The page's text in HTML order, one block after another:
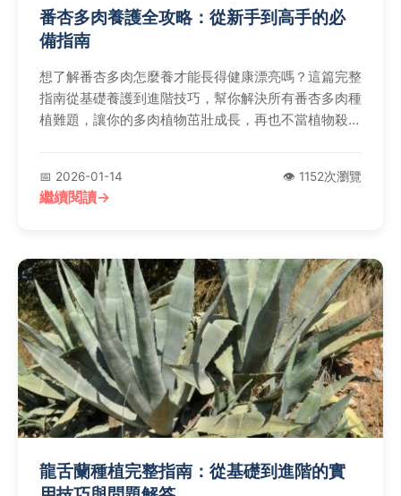
番杏多肉養護全攻略：從新手到高手的必
備指南
想了解番杏多肉怎麼養才能長得健康漂亮嗎？這篇完整
指南從基礎養護到進階技巧，幫你解決所有番杏多肉種
植難題，讓你的多肉植物茁壯成長，再也不當植物殺
📅 2026-01-14 👁️ 1152次瀏覽
繼續閱讀
龍舌蘭種植完整指南：從基礎到進階的實